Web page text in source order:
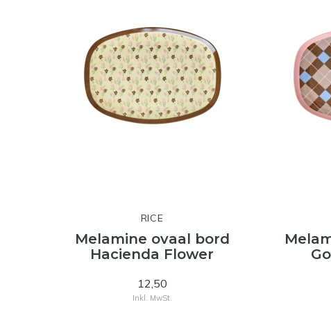
RICE
Melamine ovaal bord
Hacienda Flower
12,50
Inkl. MwSt.